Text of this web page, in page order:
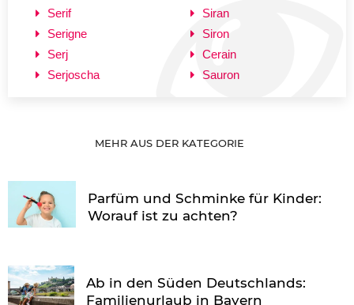
Serif
Serigne
Serj
Serjoscha
Siran
Siron
Cerain
Sauron
MEHR AUS DER KATEGORIE
Parfüm und Schminke für Kinder:
Worauf ist zu achten?
Ab in den Süden Deutschlands:
Familienurlaub in Bayern